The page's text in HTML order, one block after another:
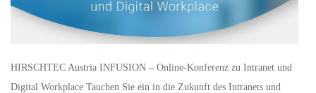
HIRSCHTEC Austria INFUSION – Online-Konferenz zu Intranet und
Digital Workplace Tauchen Sie ein in die Zukunft des Intranets und